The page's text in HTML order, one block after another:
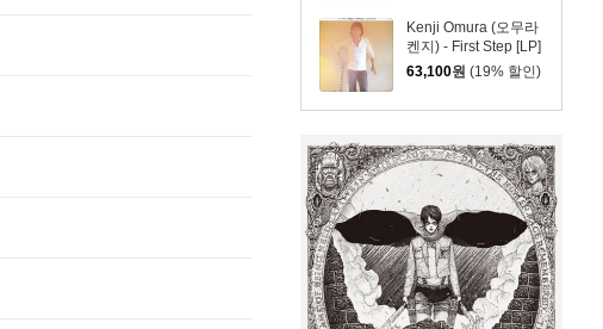
Kenji Omura (오무라
켄지) - First Step [LP]
63,100원 (19% 할인)